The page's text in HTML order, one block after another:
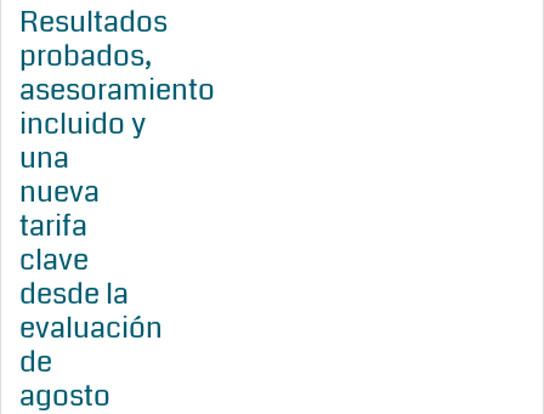
Resultados
probados,
asesoramiento
incluido y
una
nueva
tarifa
clave
desde la
evaluación
de
agosto